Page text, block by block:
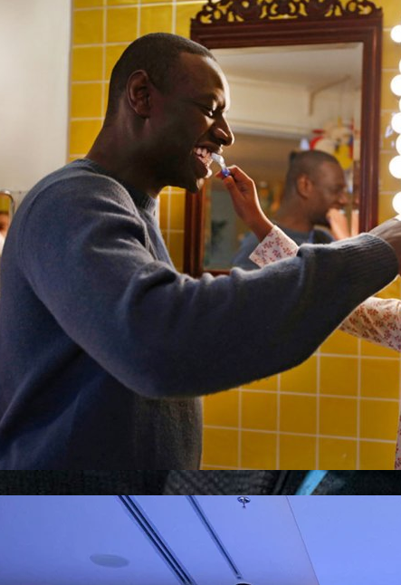
ลกู้ดขำขันทั้งน้ำตา ไม่หวั่นแม้วันดรามา
ตสาหกรรมหนังแดนน้ำหอมสร้างภาพจำจนเป็นอัตลักษณ์เฉพาะตัวขึ้นมาได้
บครัวหรือคนสองคนได้ลึกซึ้ง พลอตหนังที่มีชั้นเชิงพริ้วไหว เดินไปได้
โรมาเน กองติ ที่มักจะเห็นเคียงข้างกันอยู่เรื่อยๆ
ารสาธารณสุขไทยด้วย AI เปิดตัว 4 นวัตกรรมเปลี่ยน
แพทย์ในประเทศไทย